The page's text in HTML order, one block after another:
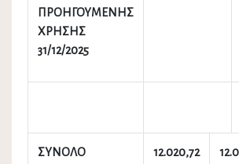
ΠΡΟΗΓΟΥΜΕΝΗΣ
ΧΡΗΣΗΣ
31/12/2025
ΣΥΝΟΛΟ
12.020,72